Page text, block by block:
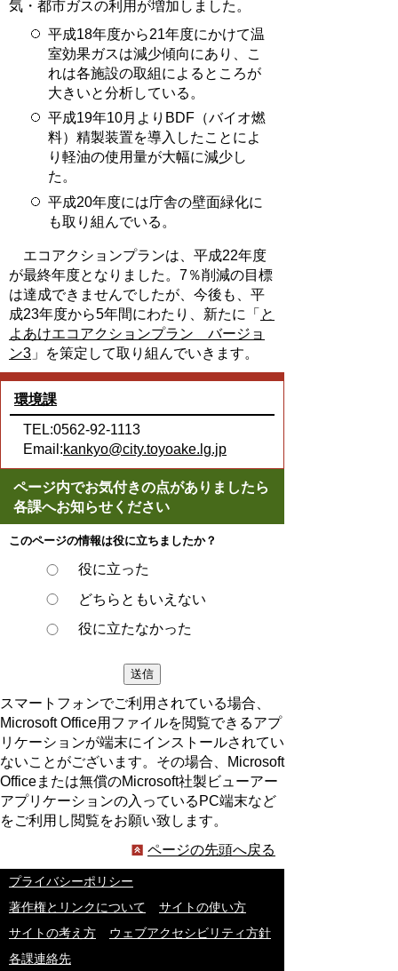
気・都市ガスの利用が増加しました。
平成18年度から21年度にかけて温
室効果ガスは減少傾向にあり、こ
れは各施設の取組によるところが
大きいと分析している。
平成19年10月よりBDF（バイオ燃
料）精製装置を導入したことによ
り軽油の使用量が大幅に減少し
た。
平成20年度には庁舎の壁面緑化に
も取り組んでいる。
エコアクションプランは、平成22年度
が最終年度となりました。7％削減の目標
は達成できませんでしたが、今後も、平
成23年度から5年間にわたり、新たに「 と
よあけエコアクションプラン バージョ
ン3 」を策定して取り組んでいきます。
環境課
TEL:0562-92-1113
Email:kankyo@city.toyoake.lg.jp
ページ内でお気付きの点がありましたら
各課へお知らせください
このページの情報は役に立ちましたか？
役に立った
どちらともいえない
役に立たなかった
スマートフォンでご利用されている場合、
Microsoft Office用ファイルを閲覧できるアプ
リケーションが端末にインストールされてい
ないことがございます。その場合、Microsoft
Officeまたは無償のMicrosoft社製ビューアー
アプリケーションの入っているPC端末など
をご利用し閲覧をお願い致します。
ページの先頭へ戻る
プライバシーポリシー
著作権とリンクについて
サイトの使い方
サイトの考え方
ウェブアクセシビリティ方針
各課連絡先